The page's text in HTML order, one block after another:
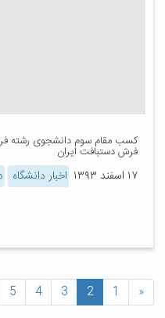
کسب مقام سوم دانشجوی رشته
فرش دستبافت ایران
۱۷ اسفند ۱۳۹۳ اخبار دانشگاه
«
1
2
3
4
5